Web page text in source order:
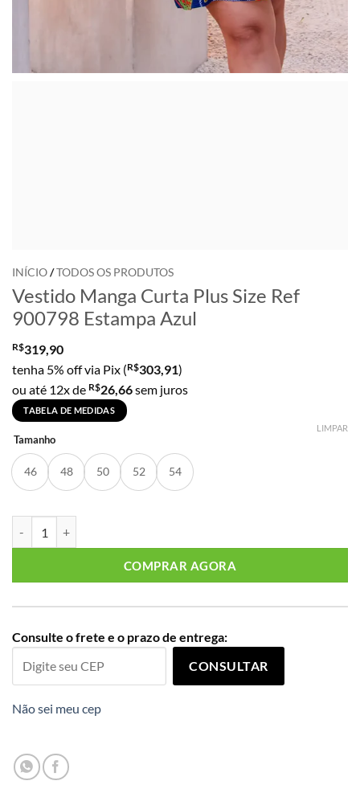
INÍCIO/TODOS OS PRODUTOS
Vestido Manga Curta Plus Size Ref
900798 Estampa Azul
R$319,90
tenha 5% off via Pix (R$303,91)
ou até 12x de R$26,66sem juros
TABELA DE MEDIDAS
Tamanho
46 48 50 52 54
LIMPAR
COMPRAR AGORA
Consulte o frete e o prazo de entrega:
CONSULTAR
Não sei meu cep